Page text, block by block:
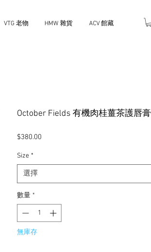
VTG 老物 HMW 雜貨 ACV 館藏
October Fields 有機肉桂薑茶護唇膏
$380.00
Size *
選擇
數量 *
無庫存